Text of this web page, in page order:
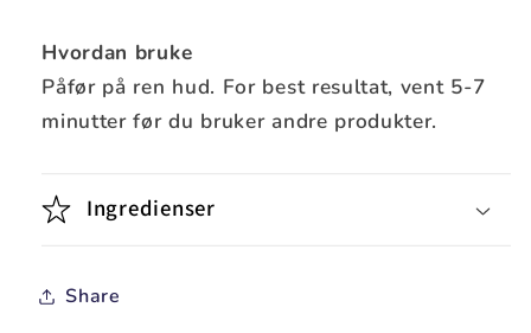
Hvordan bruke
Påfør på ren hud. For best resultat, vent 5-7
minutter før du bruker andre produkter.
Ingredienser
Share